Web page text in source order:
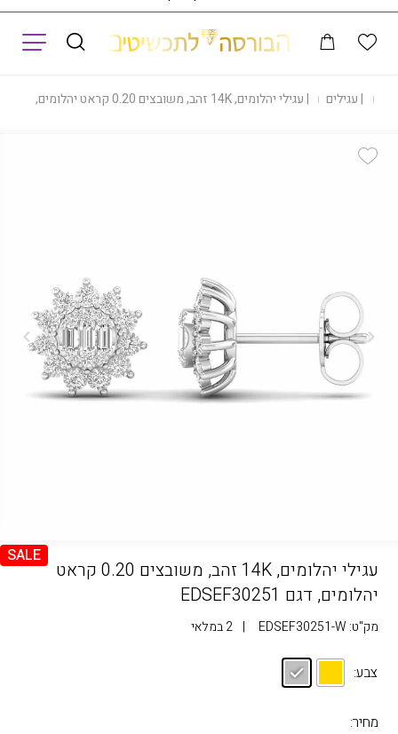
|עגילים |עגילי יהלומים, 14K זהב, משובצים 0.20 קראט יהלומים, דגם EDSEF30251
SALE
עגילי יהלומים, 14K זהב, משובצים 0.20 קראט
יהלומים, דגם EDSEF30251
מק"ט: EDSEF30251-W
| 2 במלאי
צבע:
מחיר: